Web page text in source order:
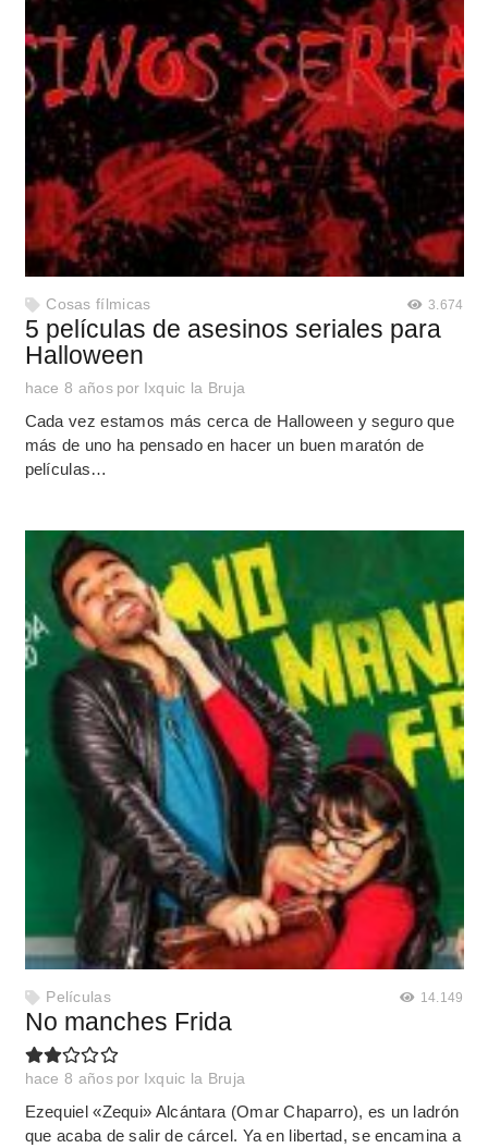
Cosas fílmicas 3.674
5 películas de asesinos seriales para
Halloween
hace 8 años por Ixquic la Bruja
Cada vez estamos más cerca de Halloween y seguro que
más de uno ha pensado en hacer un buen maratón de
películas…
Películas 14.149
No manches Frida
hace 8 años por Ixquic la Bruja
Ezequiel «Zequi» Alcántara (Omar Chaparro), es un ladrón
que acaba de salir de cárcel. Ya en libertad, se encamina a